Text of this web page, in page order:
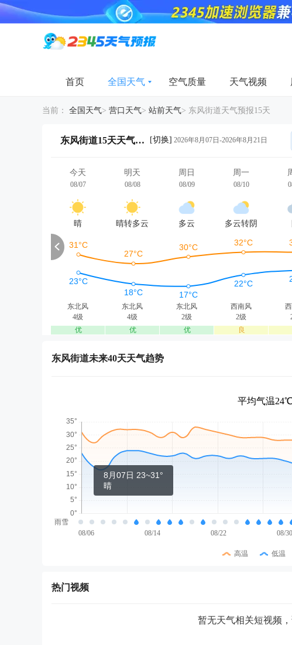
首页 全国天气 空气质量 天气视频
当前： 全国天气> 营口天气> 站前天气> 东风街道天气预报15天
东风街道15天天气详情 [切换] 2026年8月07日-2026年8月21日
今天
08/07
晴
东北风
4级
优
明天
08/08
晴转多云
东北风
4级
优
周日
08/09
多云
东北风
2级
优
周一
08/10
多云转阴
西南风
2级
良
东风街道未来40天天气趋势
平均气温24℃
8月07日 23~31°
晴
雨雪
08/06
08/14 08/22 08/30
高温 低温
热门视频
暂无天气相关短视频